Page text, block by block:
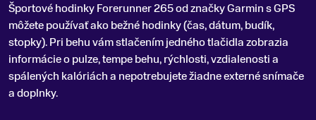
Športové hodinky Forerunner 265 od značky Garmin s GPS
môžete používať ako bežné hodinky (čas, dátum, budík,
stopky).Pri behu vám stlačením jedného tlačidla zobrazia
informácie o pulze, tempe behu, rýchlosti, vzdialenosti a
spálených kalóriách a nepotrebujete žiadne externé snímače
a doplnky.